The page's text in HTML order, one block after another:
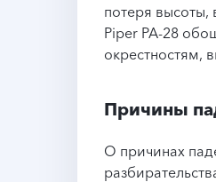
потеря высоты,
Piper PA-28
окрестностям,
Причины
О причинах